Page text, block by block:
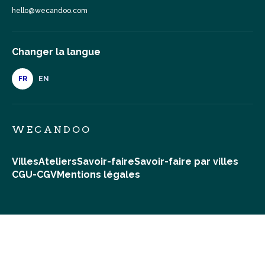
hello@wecandoo.com
Changer la langue
FR EN
WECANDOO
VillesAteliersSavoir-faireSavoir-faire par villes
CGU-CGVMentions légales